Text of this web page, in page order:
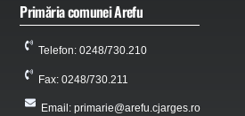
Primăria comunei Arefu
Telefon: 0248/730.210
Fax: 0248/730.211
Email: primarie@arefu.cjarges.ro